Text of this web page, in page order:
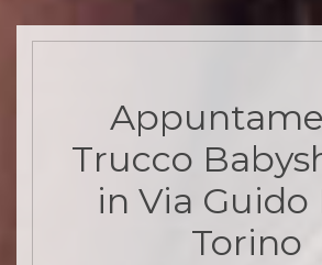
Trucco
in Via Guido
Torino